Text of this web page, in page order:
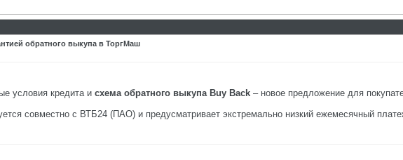
обратного выкупа в ТоргМаш
условия кредита и схема обратного выкупа Buy Back – новое предложение для
совместно с ВТБ24 (ПАО) и предусматривает экстремально низкий ежемесячный